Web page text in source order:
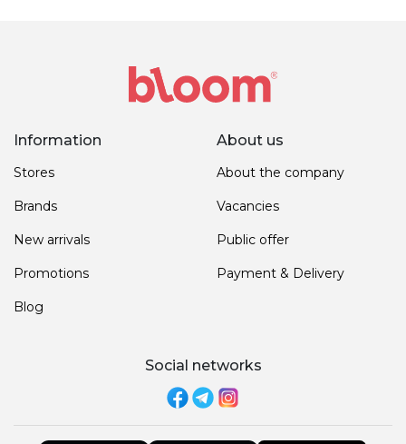
Information
Stores
Brands
New arrivals
Promotions
Blog
About us
About the company
Vacancies
Public offer
Payment & Delivery
Social networks